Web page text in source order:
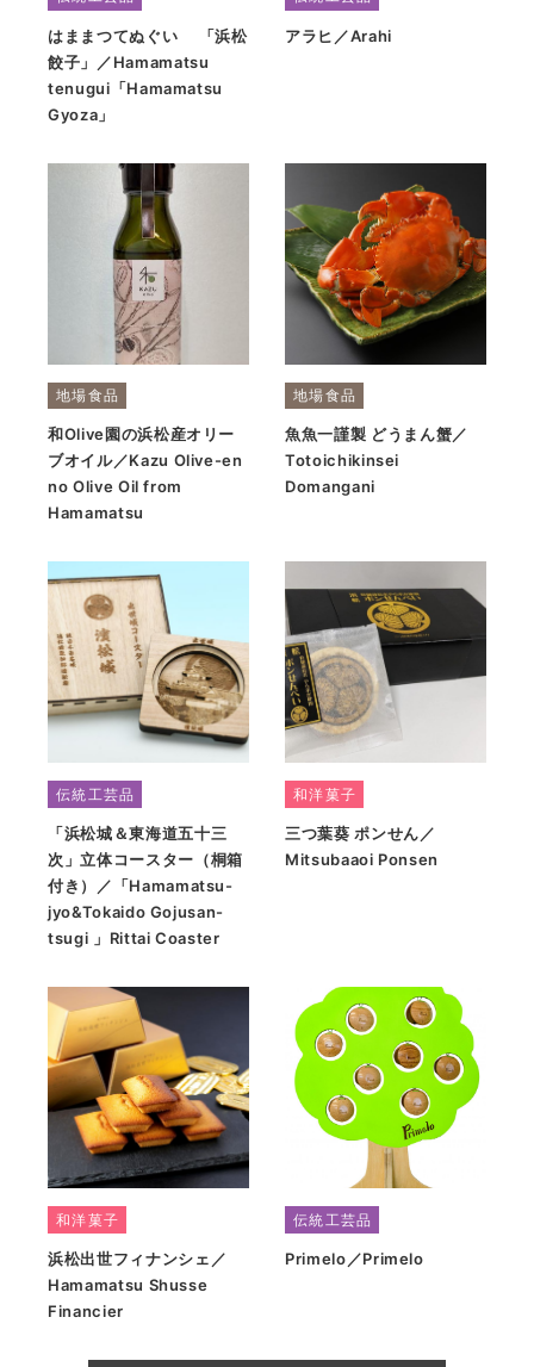
はままつてぬぐい 「浜松
餃子」／Hamamatsu
tenugui「Hamamatsu
Gyoza」
アラヒ／Arahi
地場食品
和Olive園の浜松産オリー
ブオイル／Kazu Olive-en
no Olive Oil from
Hamamatsu
地場食品
魚魚一謹製 どうまん蟹／
Totoichikinsei
Domangani
伝統工芸品
「浜松城＆東海道五十三
次」立体コースター（桐箱
付き）／「Hamamatsu-
jyo&Tokaido Gojusan-
tsugi 」Rittai Coaster
和洋菓子
三つ葉葵 ポンせん／
Mitsubaaoi Ponsen
和洋菓子
浜松出世フィナンシェ／
Hamamatsu Shusse
Financier
伝統工芸品
Primelo／Primelo